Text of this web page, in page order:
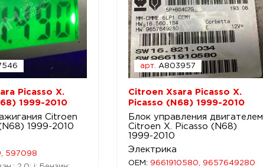
Picasso X.
1999-2010
Citroen
1999-2010
597098
арт. A803957
Citroen Xsara Picasso X.
Picasso (N68) 1999-2010
Блок управления двигателем
Citroen X. Picasso (N68)
1999-2010
Электрика
OEM: 9661910580, 9657649280